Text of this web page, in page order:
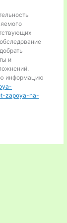
и
информацию
zapoya-na-